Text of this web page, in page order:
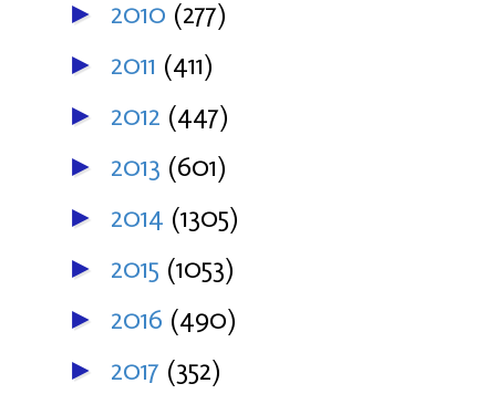
► 2010 (277)
► 2011 (411)
► 2012 (447)
► 2013 (601)
► 2014 (1305)
► 2015 (1053)
► 2016 (490)
► 2017 (352)